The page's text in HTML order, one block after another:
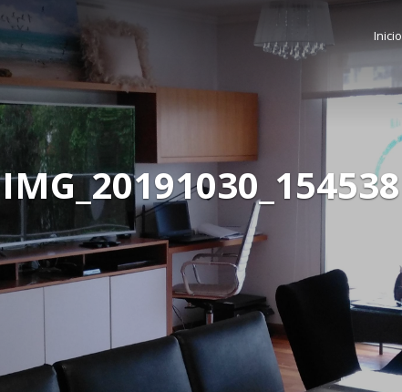
IMG_20191030_154538
Inicio